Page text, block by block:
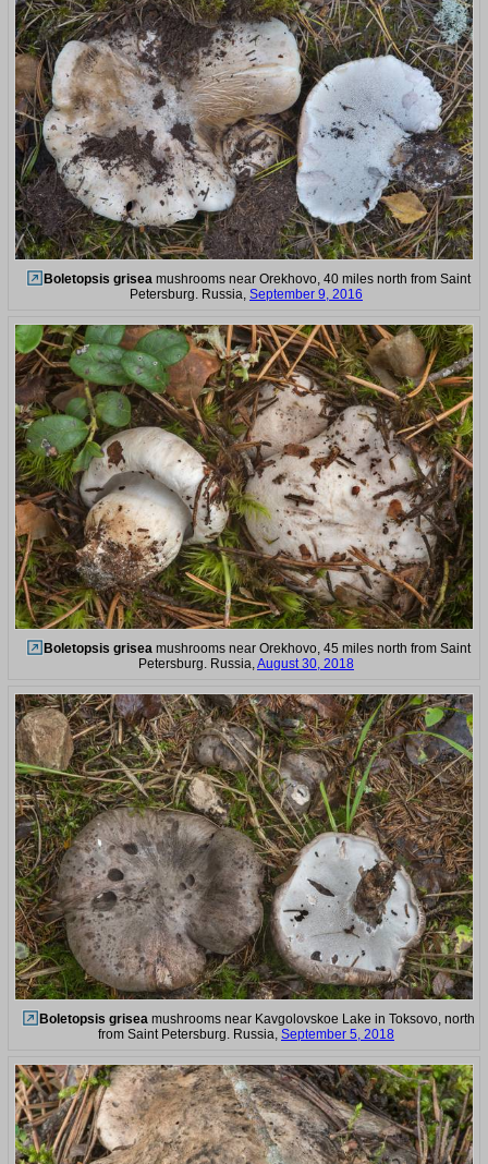
Boletopsis griseamushrooms near Orekhovo, 40 miles north from Saint
Petersburg. Russia, September 9, 2016
Boletopsis griseamushrooms near Orekhovo, 45 miles north from Saint
Petersburg. Russia,August 30, 2018
Boletopsis grisea mushrooms near Kavgolovskoe Lake in Toksovo, north
from Saint Petersburg. Russia, September 5, 2018